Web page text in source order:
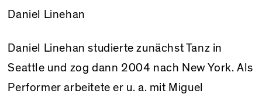
Daniel Linehan
Daniel Linehan studierte zunächst Tanz in
Seattle und zog dann 2004 nach New York. Als
Performer arbeitete er u. a. mit Miguel